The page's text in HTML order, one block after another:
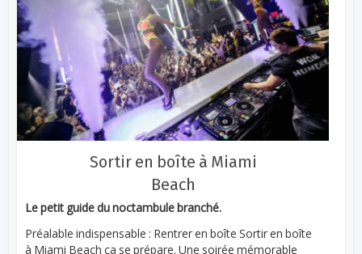
Sortir en boîte à Miami
Beach
Le petit guide du noctambule branché.
Préalable indispensable : Rentrer en boîte Sortir en boîte
à Miami Beach ça se prépare. Une soirée mémorable